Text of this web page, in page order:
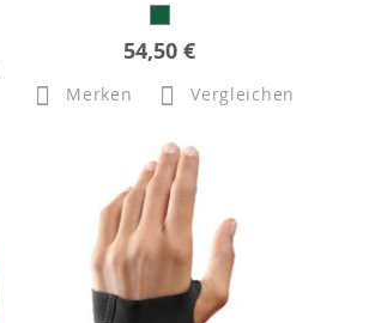
54,50 €
Merken Vergleichen